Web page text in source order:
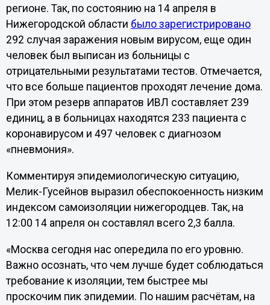
регионе. Так, по состоянию на 14 апреля в
Нижегородской области было зарегистрировано
292 случая заражения новым вирусом, еще один
человек был выписан из больницы с
отрицательными результатами тестов. Отмечается,
что все больше пациентов проходят лечение дома.
При этом резерв аппаратов ИВЛ составляет 239
единиц, а в больницах находятся 233 пациента с
коронавирусом и 497 человек с диагнозом
«пневмония».
Комментируя эпидемиологическую ситуацию,
Мелик-Гусейнов выразил обеспокоенность низким
индексом самоизоляции нижегородцев. Так, на
12:00 14 апреля он составлял всего 2,3 балла.
«Москва сегодня нас опередила по его уровню.
Важно осознать, что чем лучше будет соблюдаться
требование к изоляции, тем быстрее мы
проскочим пик эпидемии. По нашим расчётам, на